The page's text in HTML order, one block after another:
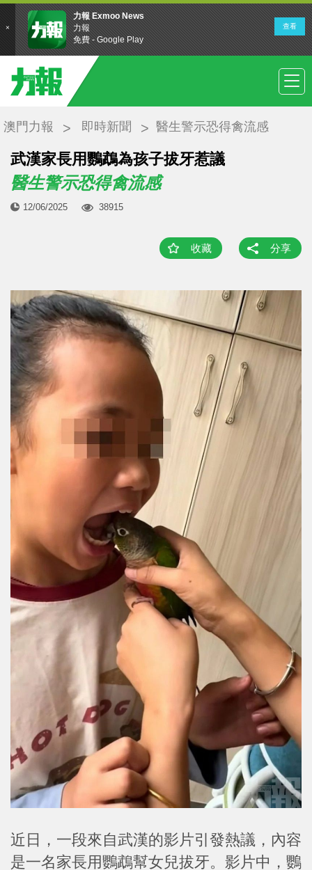
澳門力報 即時新聞 醫生警示恐得禽流感
武漢家長用鸚鵡為孩子拔牙惹議
醫生警示恐得禽流感
12/06/2025 38915
收藏 分享
近日，一段來自武漢的影片引發熱議，內容
是一名家長用鸚鵡幫女兒拔牙。影片中，鸚